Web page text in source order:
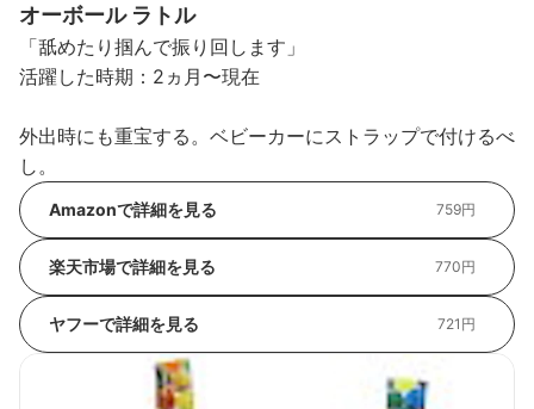
オーボール ラトル
「舐めたり掴んで振り回します」
活躍した時期：2ヵ月〜現在
外出時にも重宝する。ベビーカーにストラップで付けるべ
し。
Amazonで詳細を見る 759円
楽天市場で詳細を見る 770円
ヤフーで詳細を見る 721円